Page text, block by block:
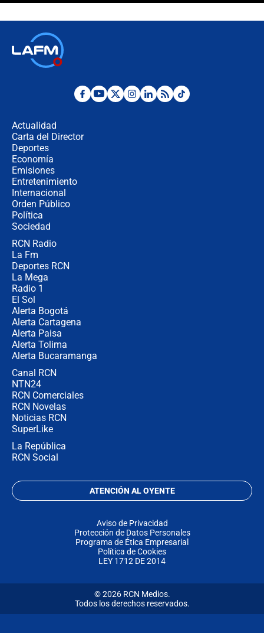
crece el pulso por la elección del
¿Por qué De la Espriella gobernará
Actualidad
Carta del Director
Deportes
Economía
Emisiones
Entretenimiento
Internacional
Orden Público
Política
Sociedad
RCN Radio
La Fm
Deportes RCN
La Mega
Radio 1
El Sol
Alerta Bogotá
Alerta Cartagena
Alerta Paisa
Alerta Tolima
Alerta Bucaramanga
Canal RCN
NTN24
RCN Comerciales
RCN Novelas
Noticias RCN
SuperLike
La República
RCN Social
ATENCIÓN AL OYENTE
Aviso de Privacidad
Protección de Datos Personales
Programa de Ética Empresarial
Política de Cookies
LEY 1712 DE 2014
© 2026 RCN Medios.
Todos los derechos reservados.